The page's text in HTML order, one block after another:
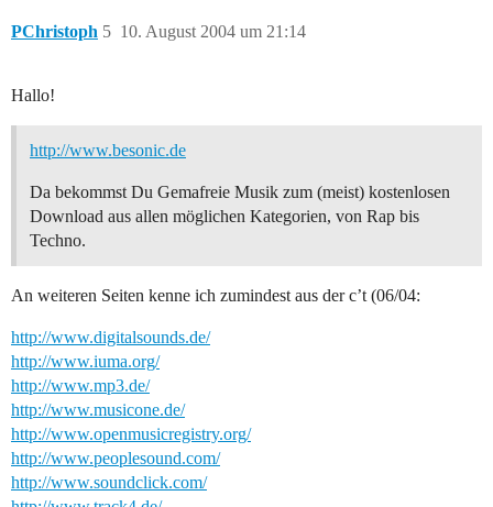
PChristoph 10. August 2004 um 21:14
5
Hallo!
http://www.besonic.de
Da bekommst Du Gemafreie Musik zum (meist) kostenlosen
Download aus allen möglichen Kategorien, von Rap bis
Techno.
An weiteren Seiten kenne ich zumindest aus der c’t (06/04:
http://www.digitalsounds.de/
http://www.iuma.org/
http://www.mp3.de/
http://www.musicone.de/
http://www.openmusicregistry.org/
http://www.peoplesound.com/
http://www.soundclick.com/